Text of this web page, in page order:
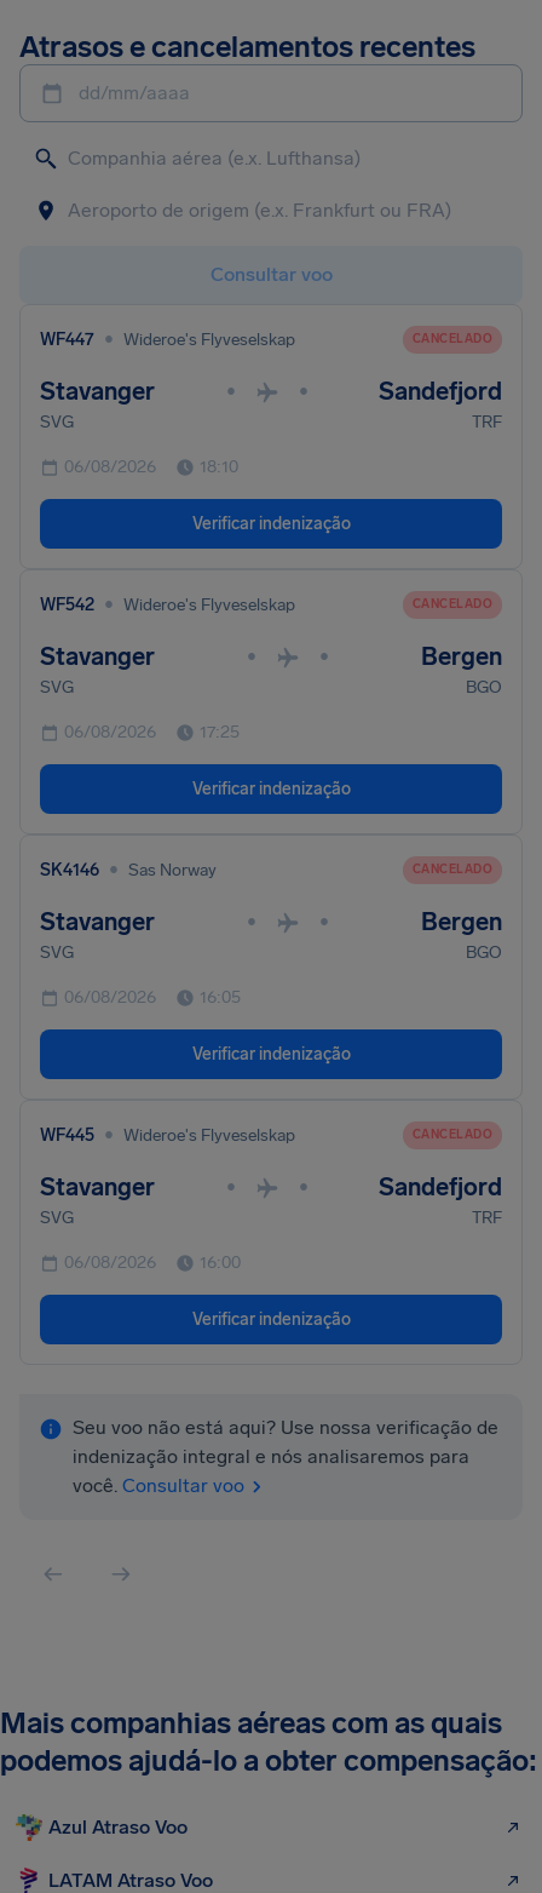
Atrasos e cancelamentos recentes
dd/mm/aaaa
Consultar voo
WF447 • Wideroe's Flyveselskap CANCELADO
Stavanger • • Sandefjord
SVG TRF
06/08/2026 18:10
Verificar indenização
WF542 • Wideroe's Flyveselskap CANCELADO
Stavanger • • Bergen
SVG BGO
06/08/2026 17:25
Verificar indenização
SK4146 • Sas Norway CANCELADO
Stavanger • • Bergen
SVG BGO
06/08/2026 16:05
Verificar indenização
WF445 • Wideroe's Flyveselskap CANCELADO
Stavanger • • Sandefjord
SVG TRF
06/08/2026 16:00
Verificar indenização
Seu voo não está aqui? Use nossa verificação de
indenização integral e nós analisaremos para
você. Consultar voo
Mais companhias aéreas com as quais
podemos ajudá-lo a obter compensação:
Azul Atraso Voo
LATAM Atraso Voo